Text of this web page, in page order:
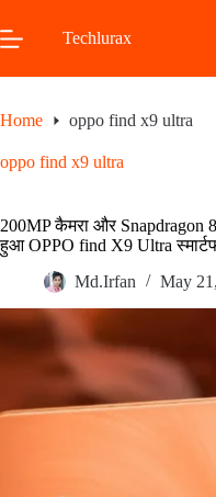
to
content
Techlurax
Home oppo find x9 ultra
oppo find x9 ultra
200MP कैमरा और Snapdragon
हुआ OPPO find X9 Ultra
Md.Irfan
May